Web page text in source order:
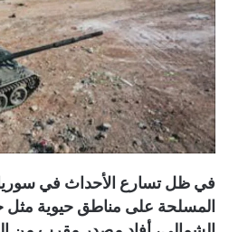
في ظل تسارع الأحداث في
المسلحة على مناطق حيوية